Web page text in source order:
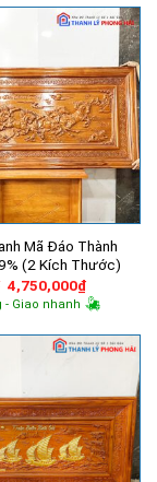
Mã Đáo Thành
(2 Kích Thước)
Giá
gốc
là:
4,750,000₫Giá
hiện
tại
- Giao nhanh